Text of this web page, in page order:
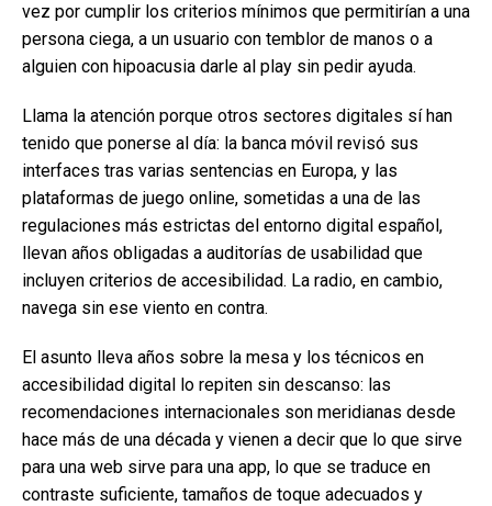
vez por cumplir los criterios mínimos que permitirían a una
persona ciega, a un usuario con temblor de manos o a
alguien con hipoacusia darle al play sin pedir ayuda.
Llama la atención porque otros sectores digitales sí han
tenido que ponerse al día: la banca móvil revisó sus
interfaces tras varias sentencias en Europa, y las
plataformas de juego online, sometidas a una de las
regulaciones más estrictas del entorno digital español,
llevan años obligadas a auditorías de usabilidad que
incluyen criterios de accesibilidad. La radio, en cambio,
navega sin ese viento en contra.
El asunto lleva años sobre la mesa y los técnicos en
accesibilidad digital lo repiten sin descanso: las
recomendaciones internacionales son meridianas desde
hace más de una década y vienen a decir que lo que sirve
para una web sirve para una app, lo que se traduce en
contraste suficiente, tamaños de toque adecuados y